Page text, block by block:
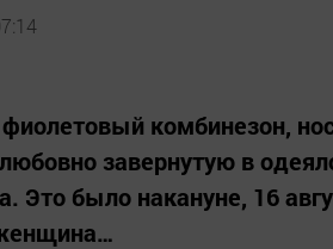
комбинезон,
завернутую в
Это было накануне, 16